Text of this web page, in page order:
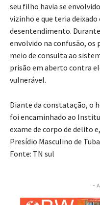
seu filho havia se
vizinho e que teria deixado
desentendimento.
envolvido na confusão,
meio de consulta ao
prisão em aberto contra
vulnerável.
Diante da constatação, o
foi encaminhado ao
exame de corpo de delito
Presídio Masculino de
Fonte: TN sul
-